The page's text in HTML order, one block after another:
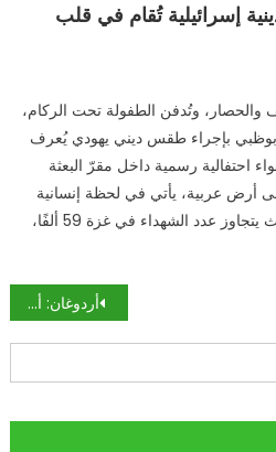
إسرائيلية تُقام في قلب
وتُدفن الطفولة تحت الركام،
أبوظبي بإجراء طقس ديني يهودي يُعرف
احتفالية رسمية داخل مقرّ البعثة
أرض عربية، يأتي في لحظة إنسانية
مأساوية يعيشها الفلسطينيون، حيث يتجاوز عدد الشهداء في غزة 59 ألفًا،
أردوغان: أقترح محاكمة المتهمين الـ18 بمقتل خاشقجي في اسطنبول